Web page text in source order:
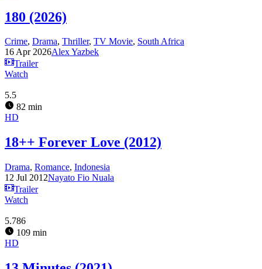
180 (2026)
Crime, Drama, Thriller, TV Movie, South Africa
16 Apr 2026Alex Yazbek
Trailer
Watch
5.5
82 min
HD
18++ Forever Love (2012)
Drama, Romance, Indonesia
12 Jul 2012Nayato Fio Nuala
Trailer
Watch
5.786
109 min
HD